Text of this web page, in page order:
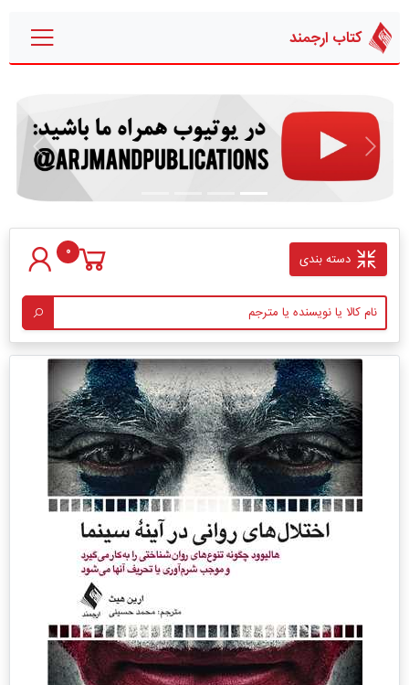
کتاب ارجمند
قبلی بعدی
دسته بندی 0